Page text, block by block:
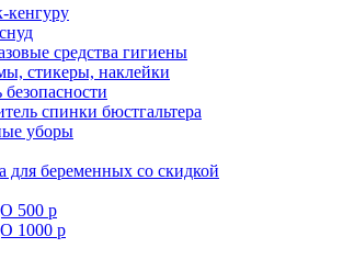
кенгуру
средства гигиены
стикеры, наклейки
спинки бюстгальтера
уборы
для беременных со скидкой
500 р
1000 р